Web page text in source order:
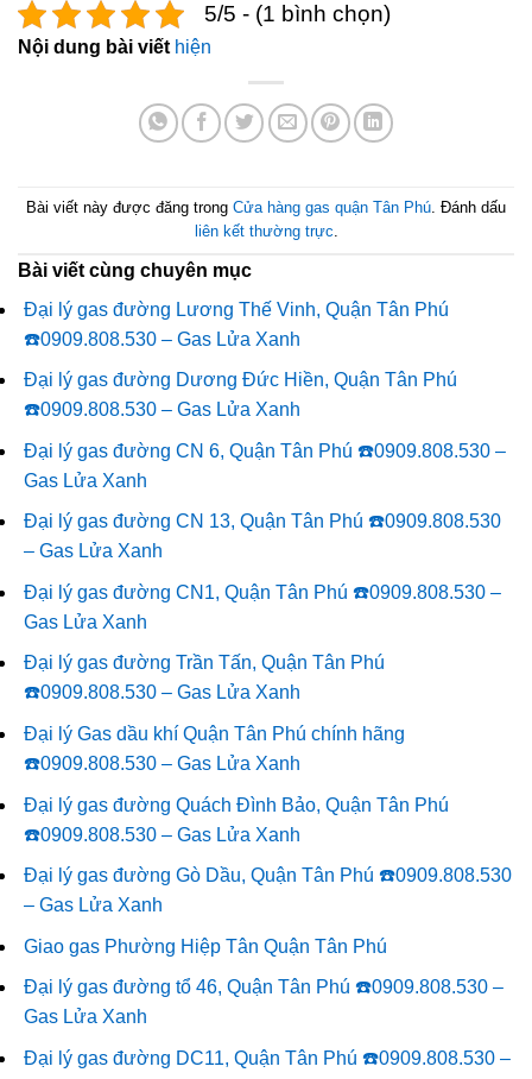
5/5 - (1 bình chọn)
Nội dung bài viết hiện
Bài viết này được đăng trong Cửa hàng gas quận Tân Phú . Đánh dấu
liên kết thường trực
Bài viết cùng chuyên mục
Đại lý gas đường Lương Thế Vinh, Quận Tân Phú
☎️0909.808.530 – Gas Lửa Xanh
Đại lý gas đường Dương Đức Hiền, Quận Tân Phú
☎️0909.808.530 – Gas Lửa Xanh
Đại lý gas đường CN 6, Quận Tân Phú ☎️0909.808.530 –
Gas Lửa Xanh
Đại lý gas đường CN 13, Quận Tân Phú ☎️0909.808.530
– Gas Lửa Xanh
Đại lý gas đường CN1, Quận Tân Phú ☎️0909.808.530 –
Gas Lửa Xanh
Đại lý gas đường Trần Tấn, Quận Tân Phú
☎️0909.808.530 – Gas Lửa Xanh
Đại lý Gas dầu khí Quận Tân Phú chính hãng
☎️0909.808.530 – Gas Lửa Xanh
Đại lý gas đường Quách Đình Bảo, Quận Tân Phú
☎️0909.808.530 – Gas Lửa Xanh
Đại lý gas đường Gò Dầu, Quận Tân Phú ☎️0909.808.530
– Gas Lửa Xanh
Giao gas Phường Hiệp Tân Quận Tân Phú
Đại lý gas đường tổ 46, Quận Tân Phú ☎️0909.808.530 –
Gas Lửa Xanh
Đại lý gas đường DC11, Quận Tân Phú ☎️0909.808.530 –